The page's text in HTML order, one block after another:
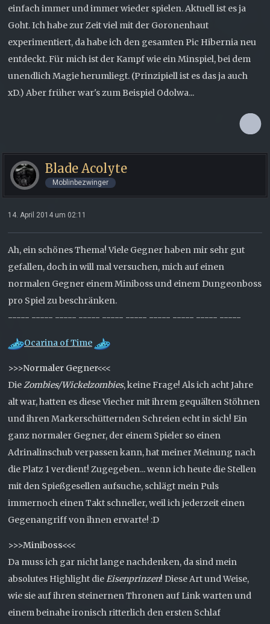
einfach immer und immer wieder spielen. Aktuell ist es ja
Goht. Ich habe zur Zeit viel mit der Goronenhaut
experimentiert, da habe ich den gesamten Pic Hibernia neu
entdeckt. Für mich ist der Kampf wie ein Minspiel, bei dem
unendlich Magie herumliegt. (Prinzipiell ist es das ja auch
xD.) Aber früher war's zum Beispiel Odolwa...
Blade Acolyte
Moblinbezwinger
14. April 2014 um 02:11
Ah, ein schönes Thema! Viele Gegner haben mir sehr gut
gefallen, doch in will mal versuchen, mich auf einen
normalen Gegner einem Miniboss und einem Dungeonboss
pro Spiel zu beschränken.
----- ----- ----- ----- ----- ----- ----- ----- ----- -----
Ocarina of Time
>>>Normaler Gegner<<<
DieZombies/Wickelzombies, keine Frage! Als ich acht Jahre
alt war, hatten es diese Viecher mit ihrem gequälten Stöhnen
und ihren Markerschütternden Schreien echt in sich! Ein
ganz normaler Gegner, der einem Spieler so einen
Adrinalinschub verpassen kann, hat meiner Meinung nach
die Platz 1 verdient! Zugegeben... wenn ich heute die Stellen
mit den Spießgesellen aufsuche, schlägt mein Puls
immernoch einen Takt schneller, weil ich jederzeit einen
Gegenangriff von ihnen erwarte! :D
>>>Miniboss<<<
Da muss ich gar nicht lange nachdenken, da sind mein
absolutes Highlight dieEisenprinzen! Diese Art und Weise,
wie sie auf ihren steinernen Thronen auf Link warten und
einem beinahe ironisch ritterlich den ersten Schlaf